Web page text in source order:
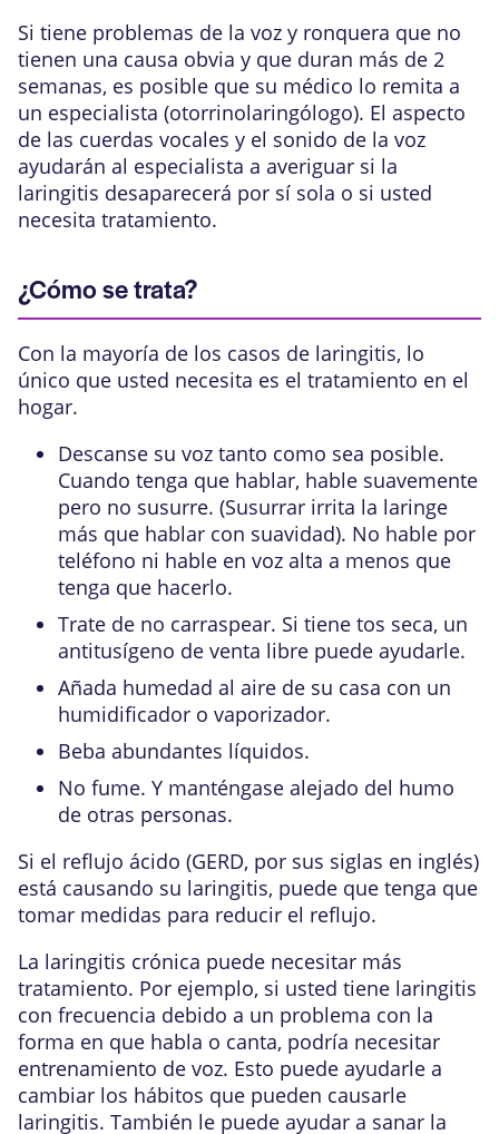
Si tiene problemas de la voz y ronquera que no
tienen una causa obvia y que duran más de 2
semanas, es posible que su médico lo remita a
un especialista (otorrinolaringólogo). El aspecto
de las cuerdas vocales y el sonido de la voz
ayudarán al especialista a averiguar si la
laringitis desaparecerá por sí sola o si usted
necesita tratamiento.
¿Cómo se trata?
Con la mayoría de los casos de laringitis, lo
único que usted necesita es el tratamiento en el
hogar.
Descanse su voz tanto como sea posible.
Cuando tenga que hablar, hable suavemente
pero no susurre. (Susurrar irrita la laringe
más que hablar con suavidad). No hable por
teléfono ni hable en voz alta a menos que
tenga que hacerlo.
Trate de no carraspear. Si tiene tos seca, un
antitusígeno de venta libre puede ayudarle.
Añada humedad al aire de su casa con un
humidificador o vaporizador.
Beba abundantes líquidos.
No fume. Y manténgase alejado del humo
de otras personas.
Si el reflujo ácido (GERD, por sus siglas en inglés)
está causando su laringitis, puede que tenga que
tomar medidas para reducir el reflujo.
La laringitis crónica puede necesitar más
tratamiento. Por ejemplo, si usted tiene laringitis
con frecuencia debido a un problema con la
forma en que habla o canta, podría necesitar
entrenamiento de voz. Esto puede ayudarle a
cambiar los hábitos que pueden causarle
laringitis. También le puede ayudar a sanar la